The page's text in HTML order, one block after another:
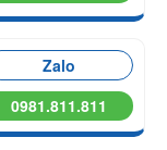
Zalo
0981.811.811